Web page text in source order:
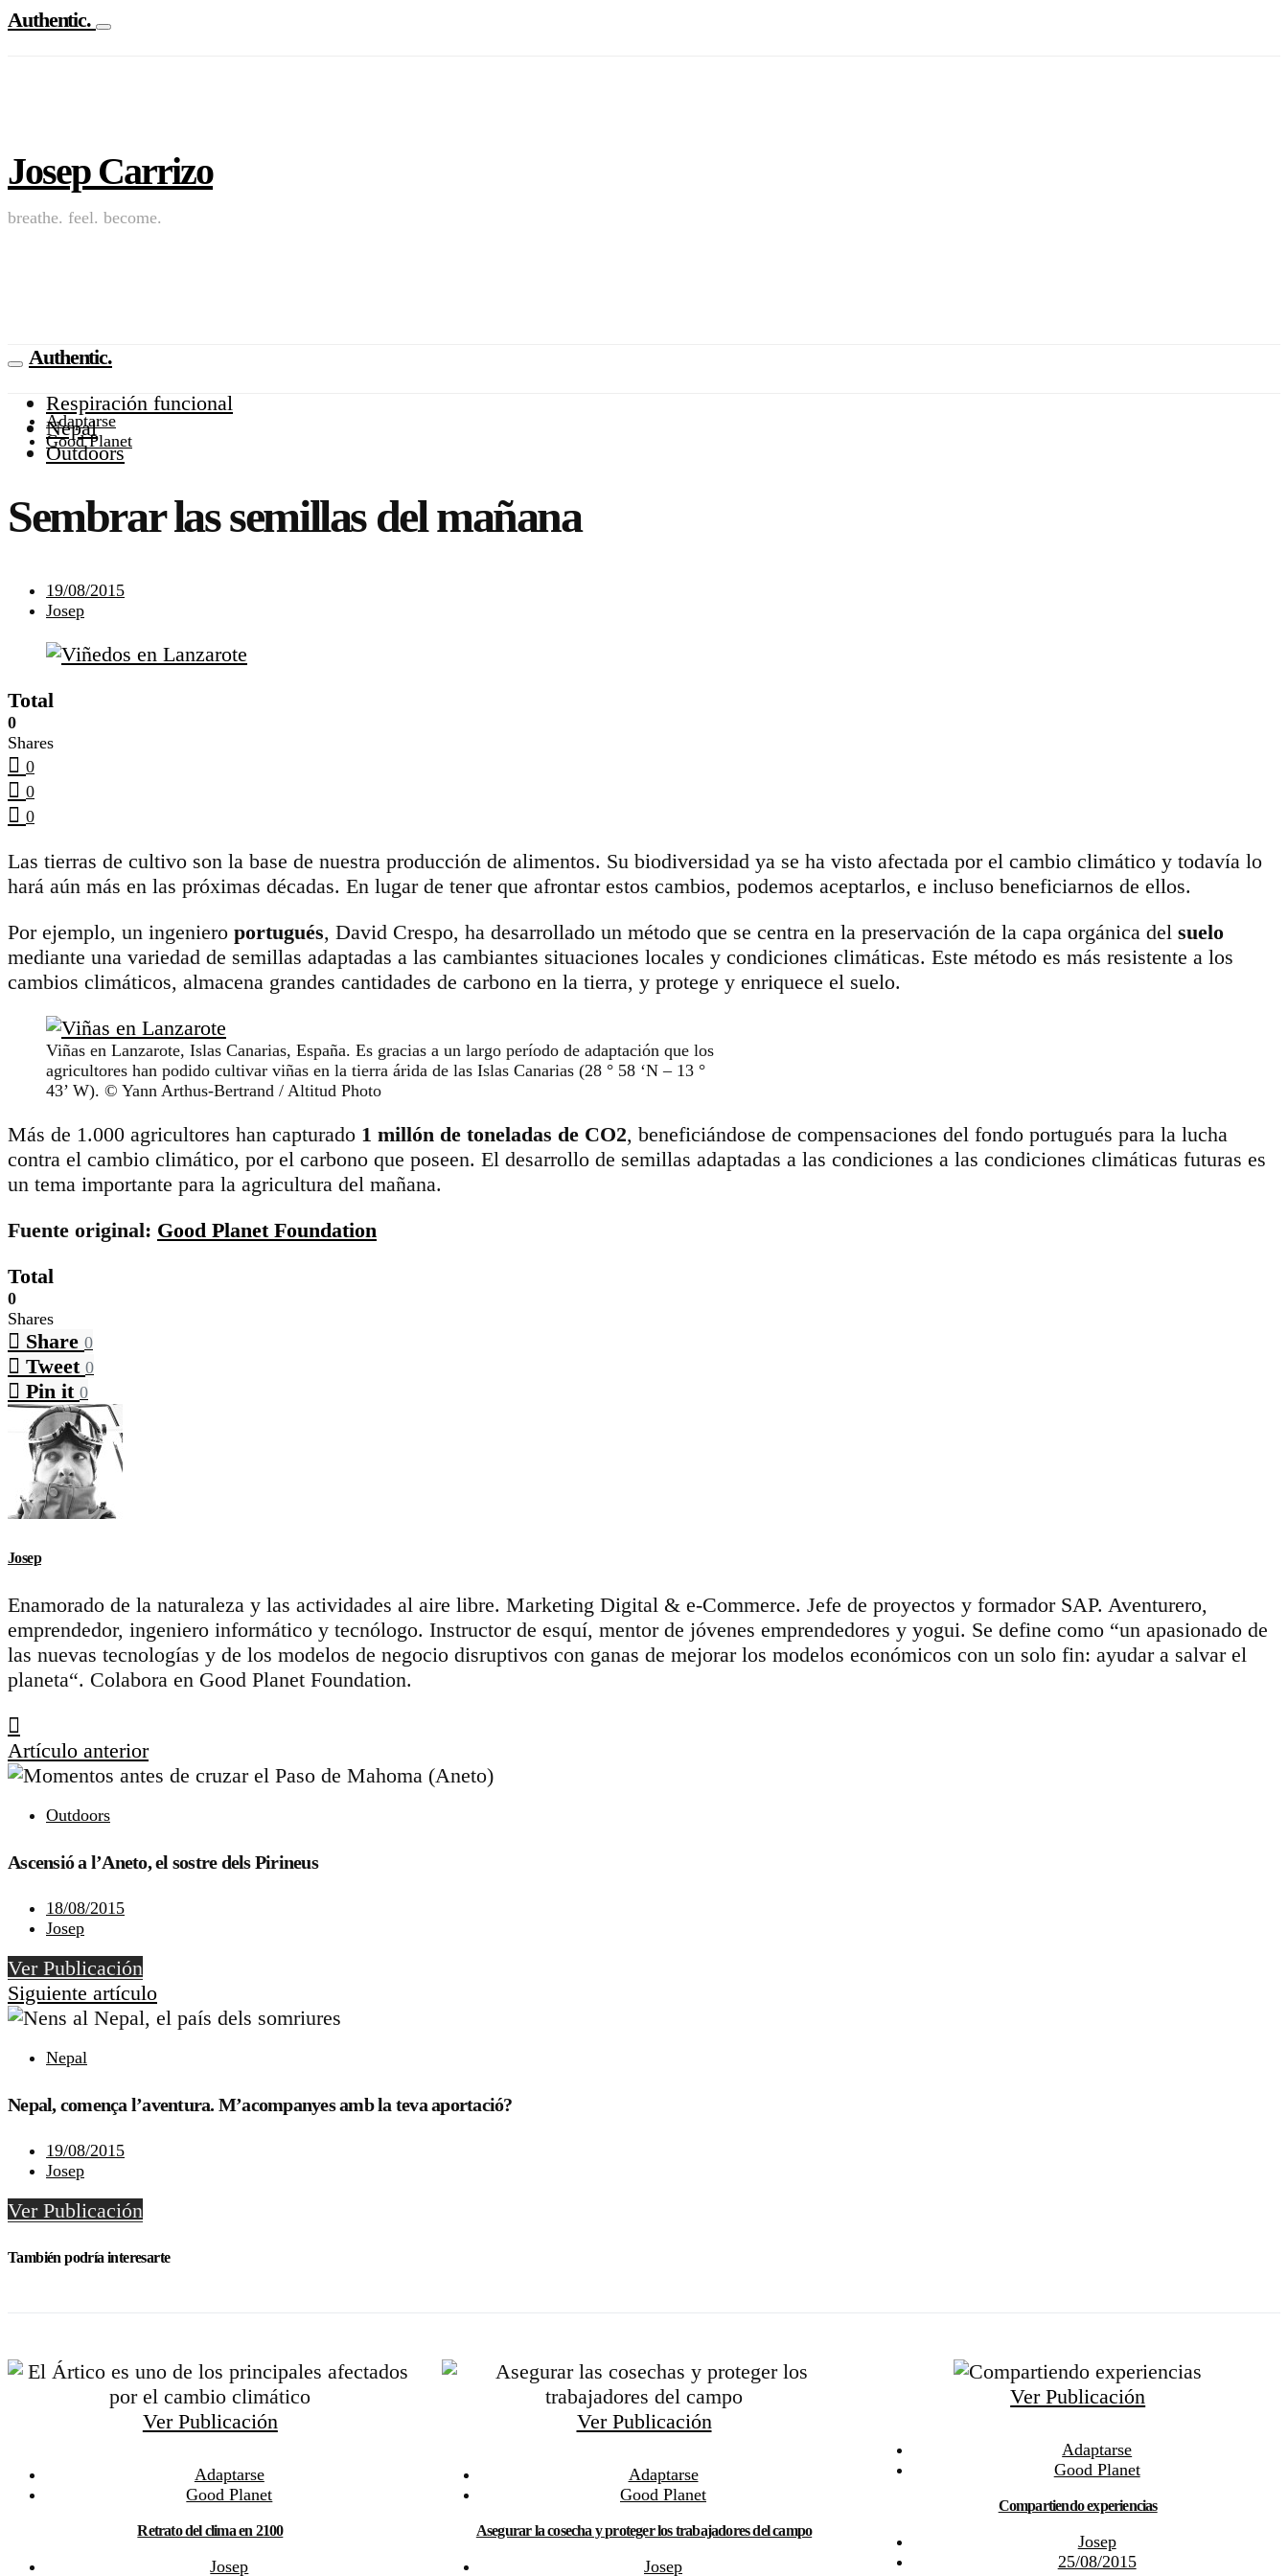
Authentic.
Josep Carrizo
breathe. feel. become.
Authentic.
Respiración funcional
Nepal
Outdoors
Adaptarse
Good Planet
Sembrar las semillas del mañana
19/08/2015
Josep
Total
0
Shares
0
0
0
Las tierras de cultivo son la base de nuestra producción de alimentos. Su biodiversidad ya se ha visto afectada por el cambio climático y todavía lo
hará aún más en las próximas décadas. En lugar de tener que afrontar estos cambios, podemos aceptarlos, e incluso beneficiarnos de ellos.
Por ejemplo, un ingeniero portugués, David Crespo, ha desarrollado un método que se centra en la preservación de la capa orgánica del suelo
mediante una variedad de semillas adaptadas a las cambiantes situaciones locales y condiciones climáticas. Este método es más resistente a los
cambios climáticos, almacena grandes cantidades de carbono en la tierra, y protege y enriquece el suelo.
Viñas en Lanzarote, Islas Canarias, España. Es gracias a un largo período de adaptación que los
agricultores han podido cultivar viñas en la tierra árida de las Islas Canarias (28 ° 58 ‘N – 13 °
43’ W). © Yann Arthus-Bertrand / Altitud Photo
Más de 1.000 agricultores han capturado 1 millón de toneladas de CO2, beneficiándose de compensaciones del fondo portugués para la lucha
contra el cambio climático, por el carbono que poseen. El desarrollo de semillas adaptadas a las condiciones a las condiciones climáticas futuras es
un tema importante para la agricultura del mañana.
Fuente original: Good Planet Foundation
Total
0
Shares
Share 0
Tweet 0
Pin it 0
Josep
Enamorado de la naturaleza y las actividades al aire libre. Marketing Digital & e-Commerce. Jefe de proyectos y formador SAP. Aventurero,
emprendedor, ingeniero informático y tecnólogo. Instructor de esquí, mentor de jóvenes emprendedores y yogui. Se define como “un apasionado de
las nuevas tecnologías y de los modelos de negocio disruptivos con ganas de mejorar los modelos económicos con un solo fin: ayudar a salvar el
planeta“. Colabora en Good Planet Foundation.
Artículo anterior
Outdoors
Ascensió a l’Aneto, el sostre dels Pirineus
18/08/2015
Josep
Ver Publicación
Siguiente artículo
Nepal
Nepal, comença l’aventura. M’acompanyes amb la teva aportació?
19/08/2015
Josep
Ver Publicación
También podría interesarte
Ver Publicación
Adaptarse
Good Planet
Retrato del clima en 2100
Josep
Ver Publicación
Adaptarse
Good Planet
Asegurar la cosecha y proteger los trabajadores del campo
Josep
Ver Publicación
Adaptarse
Good Planet
Compartiendo experiencias
Josep
25/08/2015